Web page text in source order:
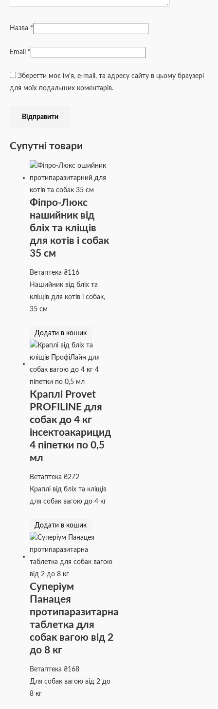
Назва *
Email *
Зберегти моє ім'я, e-mail, та адресу сайту в цьому браузері
для моїх подальших коментарів.
Супутні товари
Фіпро-Люкс
нашийник від
бліх та кліщів
для котів і собак
35 см
Ветаптека₴116
Нашийник від бліх та
кліщів для котів і собак,
35 см
Додати в кошик
Краплі Provet
PROFILINE для
собак до 4 кг
інсектоакарицид
4 піпетки по 0,5
мл
Ветаптека₴272
Краплі від бліх та кліщів
для собак вагою до 4 кг
Додати в кошик
Суперіум
Панацея
протипаразитарна
таблетка для
собак вагою від 2
до 8 кг
Ветаптека₴168
Для собак вагою від 2 до
8 кг